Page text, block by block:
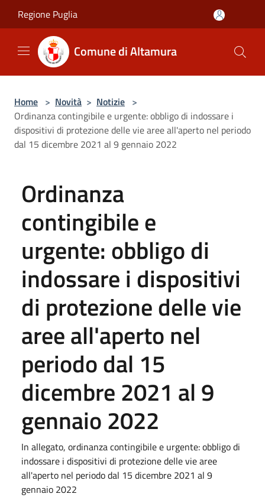
Regione Puglia
Comune di Altamura
Home > Novità > Notizie >
Ordinanza contingibile e urgente: obbligo di indossare i
dispositivi di protezione delle vie aree all'aperto nel periodo
dal 15 dicembre 2021 al 9 gennaio 2022
Ordinanza
contingibile e
urgente: obbligo di
indossare i dispositivi
di protezione delle vie
aree all'aperto nel
periodo dal 15
dicembre 2021 al 9
gennaio 2022
In allegato, ordinanza contingibile e urgente: obbligo di
indossare i dispositivi di protezione delle vie aree
all'aperto nel periodo dal 15 dicembre 2021 al 9
gennaio 2022